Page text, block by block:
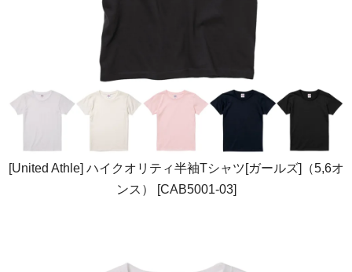
[United Athle] ハイクオリティ半袖Tシャツ[ガールズ]（5,6オ
ンス） [CAB5001-03]